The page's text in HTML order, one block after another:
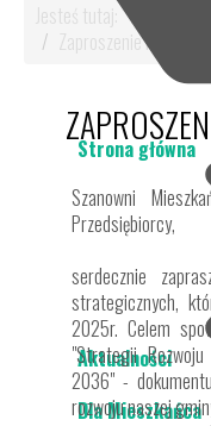
Strona główna
Aktualności
Dla Mieszkańca
Jesteś tutaj:
Zaproszenie na
Szanowni
Przedsiębiorcy,
serdecznie
strategicznych,
2025r. Celem
"Strategii
2036" -
rozwoju naszej